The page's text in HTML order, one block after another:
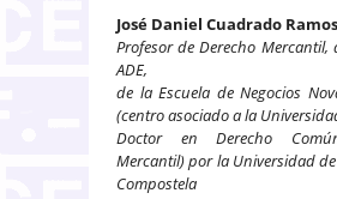
José Daniel Cuadrado Ramos
Profesor de Derecho Mercantil,
ADE,
de la Escuela de Negocios
(centro asociado a la
Doctor en Derecho
Mercantil) por la Universidad
Compostela